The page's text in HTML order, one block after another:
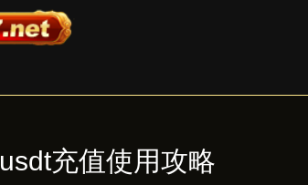
usdt充值使用攻略